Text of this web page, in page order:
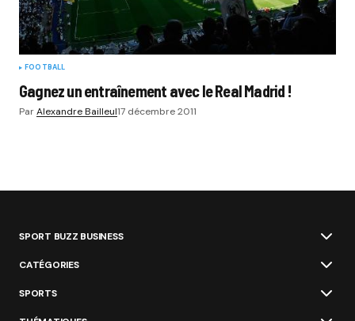
FOOTBALL
Gagnez un entraînement avec le Real Madrid !
ParAlexandre Bailleul17 décembre 2011
SPORT BUZZ BUSINESS
CATÉGORIES
SPORTS